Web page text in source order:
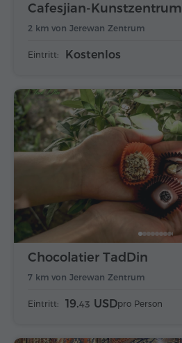
2 km von Jerewan Zentrum
Cafesjian-Kunstzentrum
Eintritt: Kostenlos
7 km von Jerewan Zentrum
Chocolatier TadDin
Eintritt: 19.43 USDpro Person